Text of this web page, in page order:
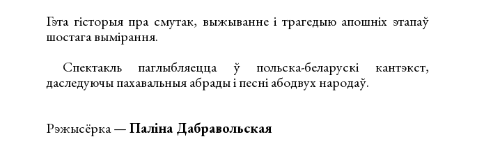
Гэта гісторыя пра смутак, выжыванне і трагедыю апошніх этапаў
шостага вымірання.
Спектакль паглыбляецца ў польска-беларускі кантэкст,
даследуючы пахавальныя абрады і песні абодвух народаў.
Рэжысёрка —Паліна Дабравольская